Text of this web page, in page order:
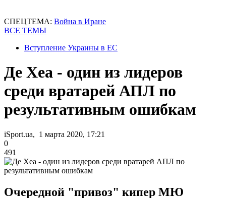
СПЕЦТЕМА: Война в Иране
ВСЕ ТЕМЫ
Вступление Украины в ЕС
Де Хеа - один из лидеров
среди вратарей АПЛ по
результативным ошибкам
iSport.ua, 1 марта 2020, 17:21
0
491
Очередной "привоз" кипер МЮ